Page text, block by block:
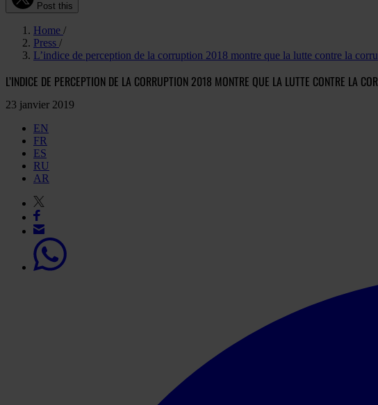
Post this
Home
Press
L’indice de perception de la corruption 2018 montre que la lutte contre la
L’INDICE DE PERCEPTION DE LA CORRUPTION 2018 MONTRE QUE LA LUTTE CONTRE LA
23 janvier 2019
EN
FR
ES
RU
AR